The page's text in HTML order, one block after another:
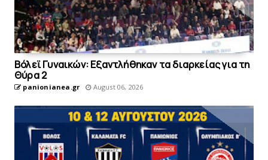
Bόλεϊ Γυναικών: Εξαντλήθηκαν τα διαρκείας για τη
Θύρα 2
panionianea.gr August 06, 2026